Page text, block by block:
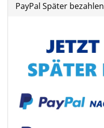
PayPal Später bezahlen